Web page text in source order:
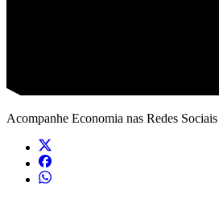
Acompanhe Economia nas Redes Sociais